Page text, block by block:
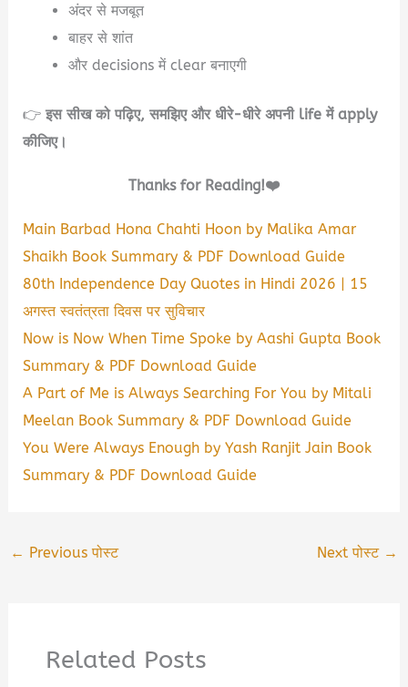
अंदर से मजबूत
बाहर से शांत
और decisions में clear बनाएगी
👉इस सीख को पढ़िए, समझिए और धीरे-धीरे अपनी life में apply
कीजिए।
Thanks for Reading!❤️
Main Barbad Hona Chahti Hoon by Malika Amar
Shaikh Book Summary & PDF Download Guide
80th Independence Day Quotes in Hindi 2026 | 15
अगस्त स्वतंत्रता दिवस पर सुविचार
Now is Now When Time Spoke by Aashi Gupta Book
Summary & PDF Download Guide
A Part of Me is Always Searching For You by Mitali
Meelan Book Summary & PDF Download Guide
You Were Always Enough by Yash Ranjit Jain Book
Summary & PDF Download Guide
← Previous पोस्ट Next पोस्ट →
Related Posts